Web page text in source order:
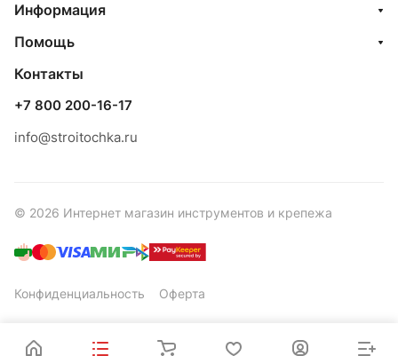
Информация
Помощь
Контакты
+7 800 200-16-17
info@stroitochka.ru
© 2026 Интернет магазин инструментов и крепежа
Конфиденциальность Оферта